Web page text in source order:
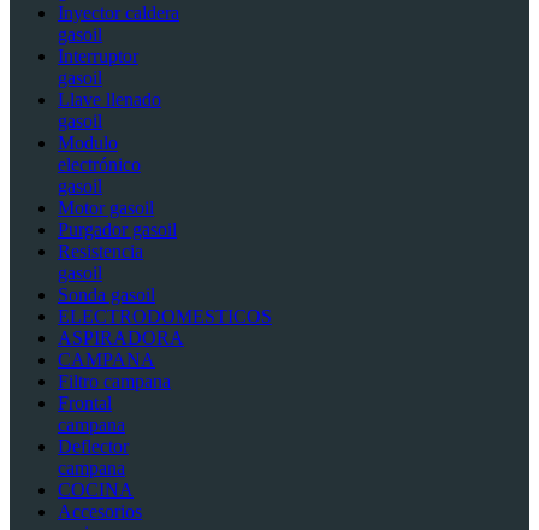
Inyector caldera
gasoil
Interruptor
gasoil
Llave llenado
gasoil
Modulo
electrónico
gasoil
Motor gasoil
Purgador gasoil
Resistencia
gasoil
Sonda gasoil
ELECTRODOMESTICOS
ASPIRADORA
CAMPANA
Filtro campana
Frontal
campana
Deflector
campana
COCINA
Accesorios